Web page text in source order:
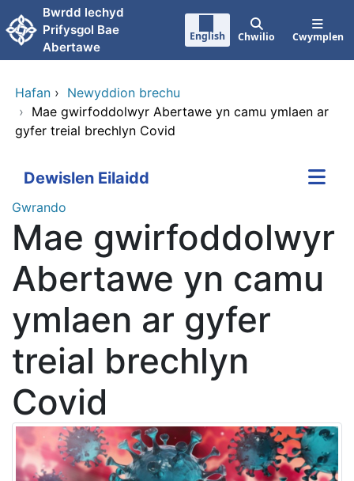
Neidio i'r prif gynnwy
Bwrdd lechyd
Prifysgol Bae
Abertawe
English Chwilio Cwymplen
Hafan › Newyddion brechu
› Mae gwirfoddolwyr Abertawe yn camu ymlaen ar
gyfer treial brechlyn Covid
Dewislen Eilaidd
Gwrando
Mae gwirfoddolwyr
Abertawe yn camu
ymlaen ar gyfer
treial brechlyn
Covid